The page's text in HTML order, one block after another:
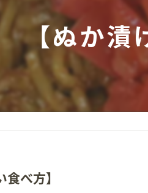
【ぬか漬
べ方】